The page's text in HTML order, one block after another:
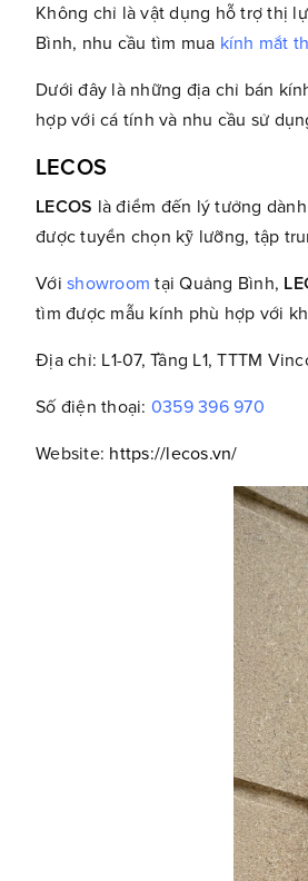
Không chỉ là vật dụng hỗ trợ thị
Bình, nhu cầu tìm mua kính mắt
Dưới đây là những địa chỉ bán
hợp với cá tính và nhu cầu sử
LECOS
LECOS là điểm đến lý tưởng
được tuyển chọn kỹ lưỡng, tập
Với showroom tại Quảng Bình,
tìm được mẫu kính phù hợp với
Địa chỉ: L1-07, Tầng L1, TTTM
Số điện thoại: 0359 396 970
Website: https://lecos.vn/